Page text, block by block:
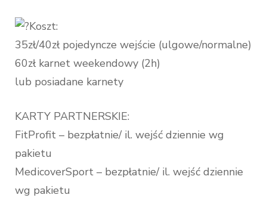
Koszt:
35zł/40zł pojedyncze wejście (ulgowe/normalne)
60zł karnet weekendowy (2h)
lub posiadane karnety
KARTY PARTNERSKIE:
FitProfit – bezpłatnie/ il. wejść dziennie wg
pakietu
MedicoverSport – bezpłatnie/ il. wejść dziennie
wg pakietu